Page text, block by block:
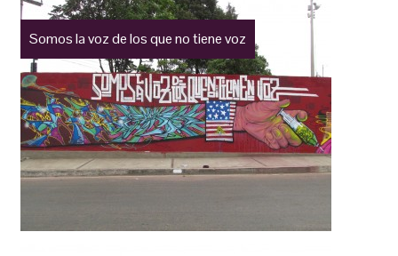
Somos la voz de los que no tiene voz